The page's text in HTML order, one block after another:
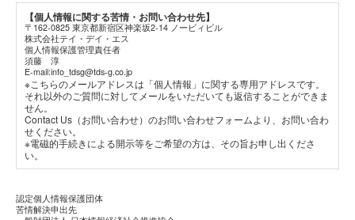
【個人情報に関する苦情・お問い合わせ先】
〒162-0825 東京都新宿区神楽坂2-14 ノービィビル
株式会社テイ・デイ・エス
個人情報保護管理責任者
須藤 淳
E-mail:info_tdsg@tds-g.co.jp
※こちらのメールアドレスは「個人情報」に関する専用アドレスです。
それ以外のご質問に対してメールをいただいても返信することができま
せん。
Contact Us（お問い合わせ）のお問い合わせフォームより、お問い合わ
せください。
※電磁的手続きによる開示等をご希望の方は、その旨お申し出くださ
い。
認定個人情報保護団体
苦情解決申出先